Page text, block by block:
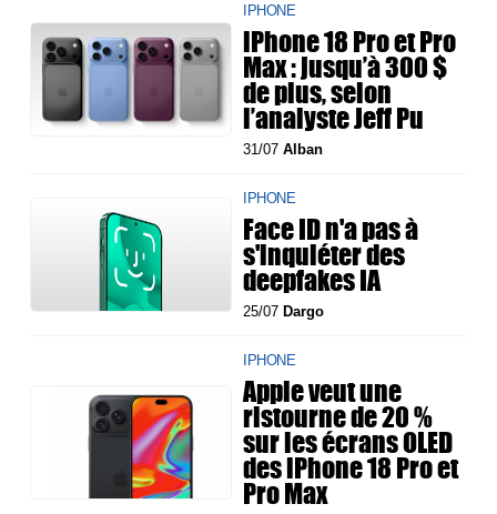
IPHONE
iPhone 18 Pro et Pro
Max : jusqu’à 300 $
de plus, selon
l’analyste Jeff Pu
31/07Alban
IPHONE
Face ID n'a pas à
s'inquiéter des
deepfakes IA
25/07 Dargo
IPHONE
Apple veut une
ristourne de 20 %
sur les écrans OLED
des iPhone 18 Pro et
Pro Max